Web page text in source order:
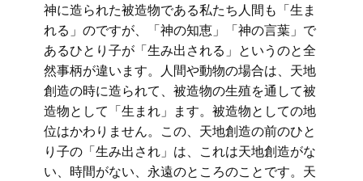
神に造られた被造物である私たち人間も「生ま
れる」のですが、「神の知恵」「神の言葉」で
あるひとり子が「生み出される」というのと全
然事柄が違います。人間や動物の場合は、天地
創造の時に造られて、被造物の生殖を通して被
造物として「生まれ」ます。被造物としての地
位はかわりません。この、天地創造の前のひと
り子の「生み出され」は、これは天地創造がな
い、時間がない、永遠のところのことです。天